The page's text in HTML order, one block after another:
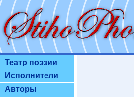
Театр поэзии
Исполнители
Авторы